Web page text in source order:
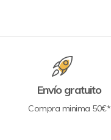
Envío gratuito
Compra minima 50€*